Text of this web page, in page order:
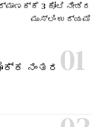
3 ಕೋಟಿ ನೀಡಿದ
ಮುಸ್ಲಿಂ ಉದ್ಯಮಿ
ನಂತರ